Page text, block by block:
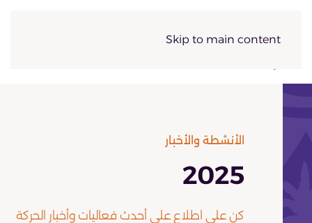
Skip to main content
الأنشطة والأخبار
2025
كن على اطلاع على أحدث فعاليات وأخبار الحركة